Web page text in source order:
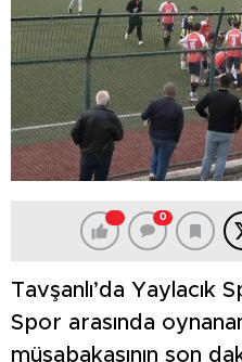
0
Tavşanlı’da Yaylacık
Spor arasında
müsabakasının son